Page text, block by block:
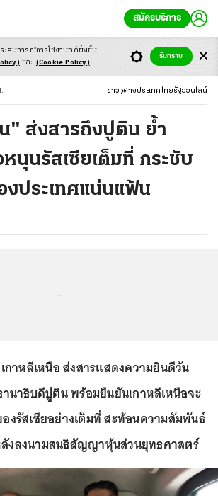
สมัครบริการ
ข่าว ต่างประเทศ ไทยรัฐออนไลน์
" ส่งสารถึงปูติน ย้ำ
หนุนรัสเซียเต็มที่ กระชับ
ประเทศแน่นแฟ้น
กาหลีเหนือ ส่งสารแสดงความยินดีวัน
านาธิบดีปูติน พร้อมยืนยันเกาหลีเหนือจะ
งรัสเซียอย่างเต็มที่ สะท้อนความสัมพันธ์
งลงนามสนธิสัญญาหุ้นส่วนยุทธศาสตร์
ะสบการณ์การใช้งานที่ดียิ่งขึ้น
และ (Cookie Policy)
รับทราบ